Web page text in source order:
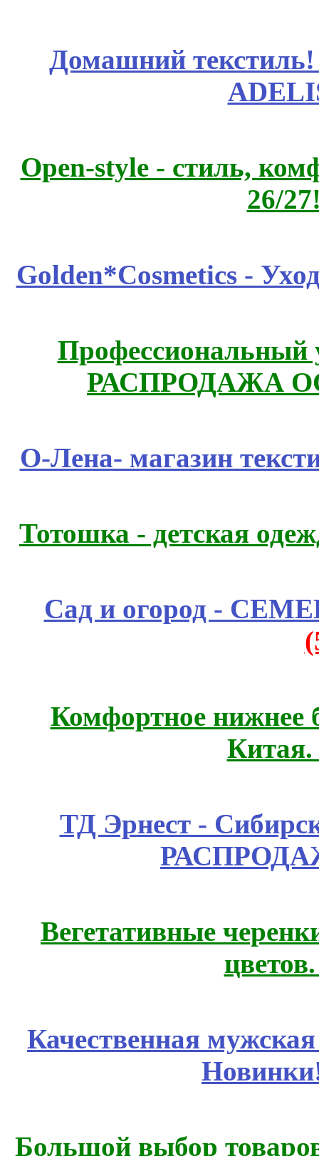
Домашний
Open-style - стиль,
26/
Golden*Cosmetics -
Профессиональный
РАСПРОДАЖА
О-Лена- магазин
Тотошка - детская
Сад и огород -
Комфортное нижнее
ТД Эрнест -
Вегетативные
Качественная
Большой выбор